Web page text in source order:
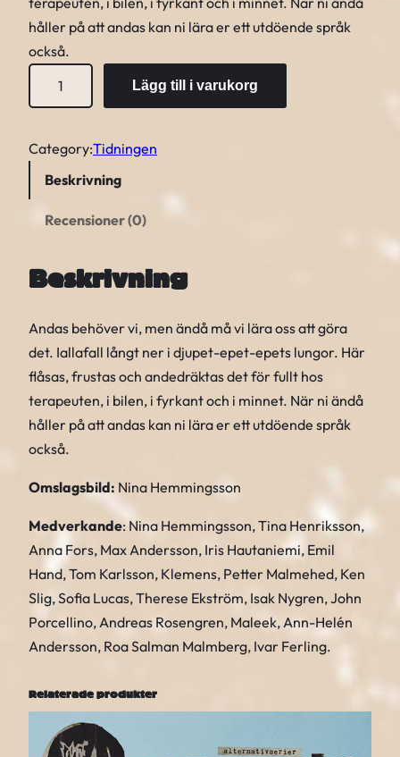
håller på att andas kan ni lära er ett utdöende språk
också.
#
å
A
d
a
s
L
u
g
n
m
ä
n
g
d
Lägg till i varukorg
Category:Tidningen
Beskrivning
Recensioner (0)
Beskrivning
Andas behöver vi, men ändå må vi lära oss att göra
det. Iallafall långt ner i djupet-epet-epets lungor. Här
flåsas, frustas och andedräktas det för fullt hos
terapeuten, i bilen, i fyrkant och i minnet. När ni ändå
håller på att andas kan ni lära er ett utdöende språk
också.
Omslagsbild: Nina Hemmingsson
Medverkande: Nina Hemmingsson, Tina Henriksson,
Anna Fors, Max Andersson, Iris Hautaniemi, Emil
Hand, Tom Karlsson, Klemens, Petter Malmehed, Ken
Slig, Sofia Lucas, Therese Ekström, Isak Nygren, John
Porcellino, Andreas Rosengren, Maleek, Ann-Helén
Andersson, Roa Salman Malmberg, Ivar Ferling.
Relaterade produkter